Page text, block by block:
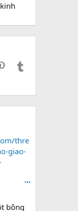
Pinterest
thre
giao-
•••
bông